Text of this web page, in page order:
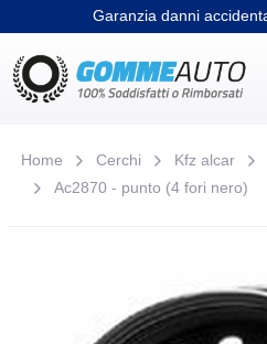
Garanzia danni
Home Cerchi Kfz alcar
Ac2870 - punto (4 fori nero)